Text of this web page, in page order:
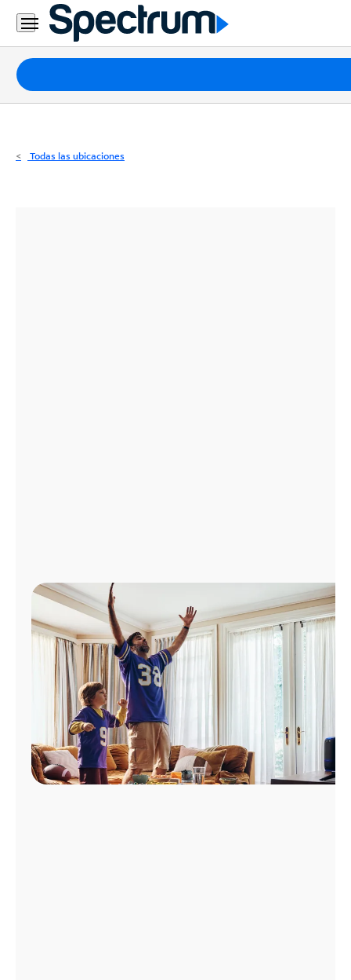
Residencial
Business
Paquetes
Internet
Todas las ubicaciones